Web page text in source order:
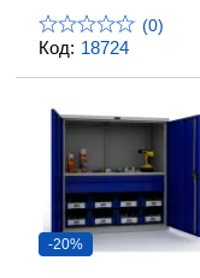
Код: 18724
(0)
-20%